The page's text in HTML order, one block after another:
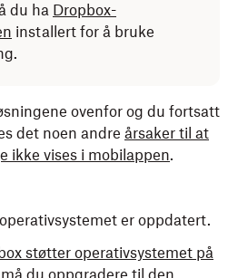
du ha Dropbox-
installert for å bruke
ovenfor og du fortsatt
det noen andre årsaker til at
ikke vises i mobilappen.
er oppdatert.
støtter operativsystemet på
må du oppgradere til den